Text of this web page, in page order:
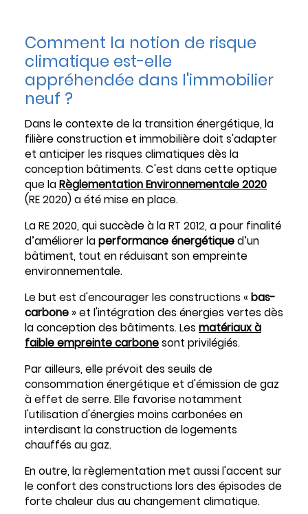
Comment la notion de risque
climatique est-elle
appréhendée dans l'immobilier
neuf ?
Dans le contexte de la transition énergétique, la
filière construction et immobilière doit s'adapter
et anticiper les risques climatiques dès la
conception bâtiments. C'est dans cette optique
que laRèglementation Environnementale 2020
(RE 2020) a été mise en place.
La RE 2020, qui succède à la RT 2012, a pour finalité
d’améliorer laperformance énergétiqued’un
bâtiment, tout en réduisant son empreinte
environnementale.
Le but est d'encourager les constructions « bas-
carbone » et l'intégration des énergies vertes dès
la conception des bâtiments. Les matériaux à
faible empreinte carbonesont privilégiés.
Par ailleurs, elle prévoit des seuils de
consommation énergétique et d'émission de gaz
à effet de serre. Elle favorise notamment
l'utilisation d'énergies moins carbonées en
interdisant la construction de logements
chauffés au gaz.
En outre, la règlementation met aussi l'accent sur
le confort des constructions lors des épisodes de
forte chaleur dus au changement climatique.